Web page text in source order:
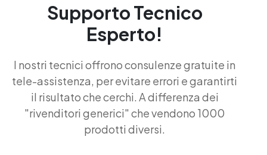
Supporto Tecnico
Esperto!
I nostri tecnici offrono consulenze gratuite in
tele-assistenza, per evitare errori e garantirti
il risultato che cerchi. A differenza dei
"rivenditori generici" che vendono 1000
prodotti diversi.